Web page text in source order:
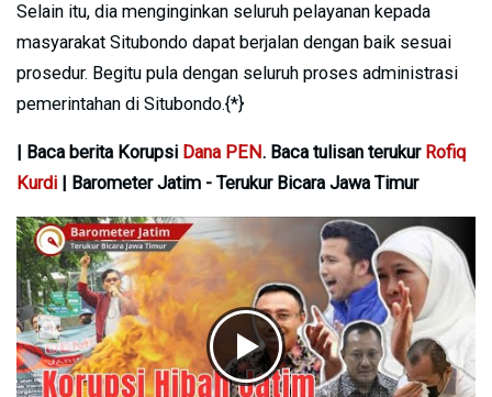
Selain itu, dia menginginkan seluruh pelayanan kepada
masyarakat Situbondo dapat berjalan dengan baik sesuai
prosedur. Begitu pula dengan seluruh proses administrasi
pemerintahan di Situbondo.{*}
| Baca berita Korupsi Dana PEN. Baca tulisan terukur Rofiq
Kurdi | Barometer Jatim - Terukur Bicara Jawa Timur